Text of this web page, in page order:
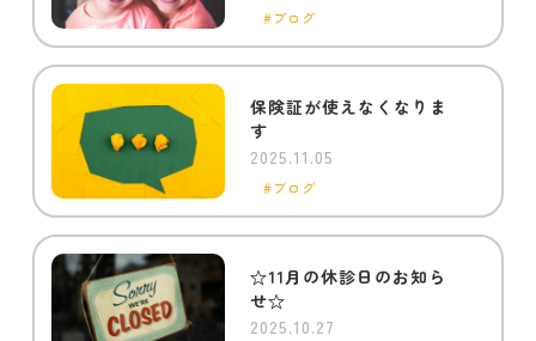
ブログ
保険証が使えなくなりま
す
2025.11.05
ブログ
☆11月の休診日のお知ら
せ☆
2025.10.27